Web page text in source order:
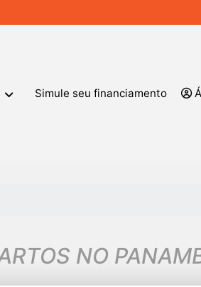
Simule seu financiamento
NO